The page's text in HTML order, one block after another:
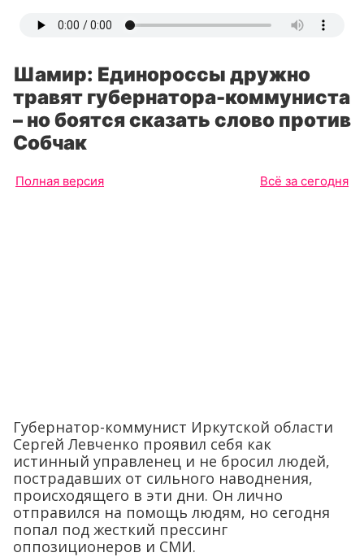
Шамир: Единороссы дружно
травят губернатора-коммуниста
– но боятся сказать слово против
Собчак
Полная версия Всё за сегодня
Губернатор-коммунист Иркутской области
Сергей Левченко проявил себя как
истинный управленец и не бросил людей,
пострадавших от сильного наводнения,
происходящего в эти дни. Он лично
отправился на помощь людям, но сегодня
попал под жесткий прессинг
оппозиционеров и СМИ.